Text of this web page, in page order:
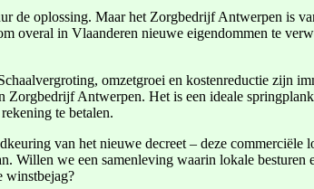
de oplossing. Maar het Zorgbedrijf Antwerpen is
overal in Vlaanderen nieuwe eigendommen te
omzetgroei en kostenreductie zijn
Zorgbedrijf Antwerpen. Het is een ideale
te betalen.
van het nieuwe decreet – deze
Willen we een samenleving waarin lokale
winstbejag?